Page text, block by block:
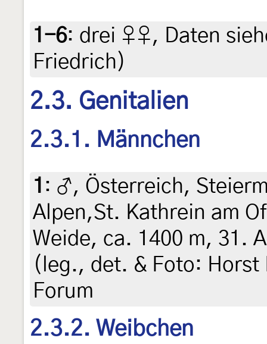
1-6: drei ♀♀, Daten
Friedrich)
2.3. Genitalien
2.3.1. Männchen
1 : ♂, Österreich,
Alpen,St. Kathrein am
Weide, ca. 1400 m, 31.
(leg., det. & Foto:
Forum
2.3.2. Weibchen